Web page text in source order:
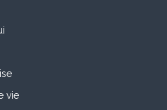
vie